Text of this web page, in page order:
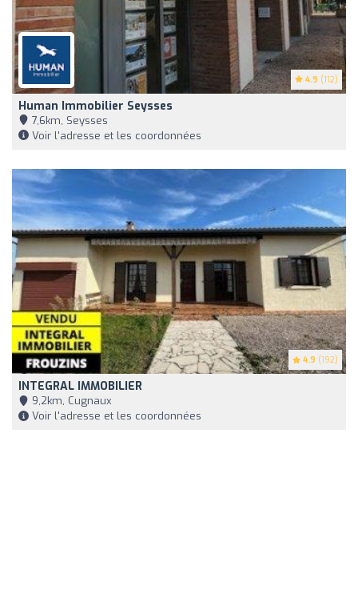
4.9 (112)
Human Immobilier Seysses
7,6km, Seysses
Voir l'adresse et les coordonnées
4.9 (192)
INTEGRAL IMMOBILIER
9,2km, Cugnaux
Voir l'adresse et les coordonnées